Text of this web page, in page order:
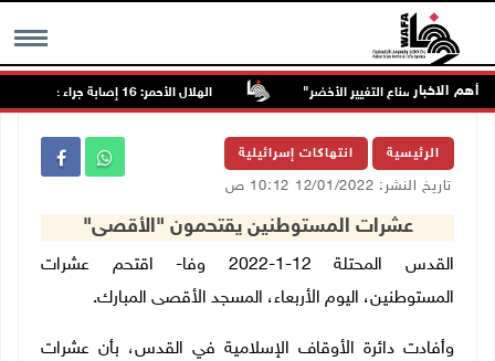
MENU أهم الاخبار الهلال الأحمر: 16 إصابة جراء عدوان الاحتلال على قلنديا وكفر عقب
الرئيسية انتهاكات إسرائيلية
تاريخ النشر: 12/01/2022 10:12 ص
عشرات المستوطنين يقتحمون "الأقصى"
القدس المحتلة 12-1-2022 وفا- اقتحم عشرات
المستوطنين، اليوم الأربعاء، المسجد الأقصى المبارك.
وأفادت دائرة الأوقاف الإسلامية في القدس، بأن عشرات